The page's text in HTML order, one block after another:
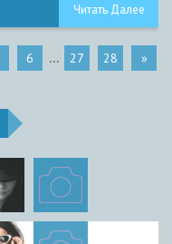
Читать Далее
6 ... 27 28 »